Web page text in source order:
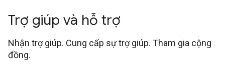
Trợ giúp và hỗ trợ
Nhận trợ giúp. Cung cấp sự trợ giúp. Tham gia cộng
đồng.